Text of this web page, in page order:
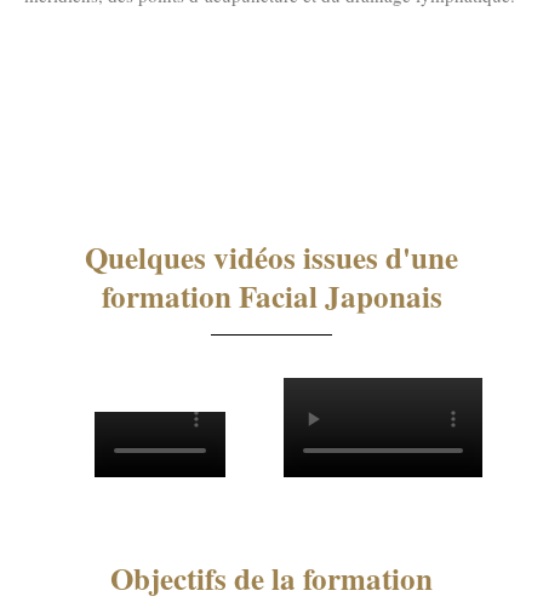
Quelques vidéos issues d'une
formation Facial Japonais
Objectifs de la formation